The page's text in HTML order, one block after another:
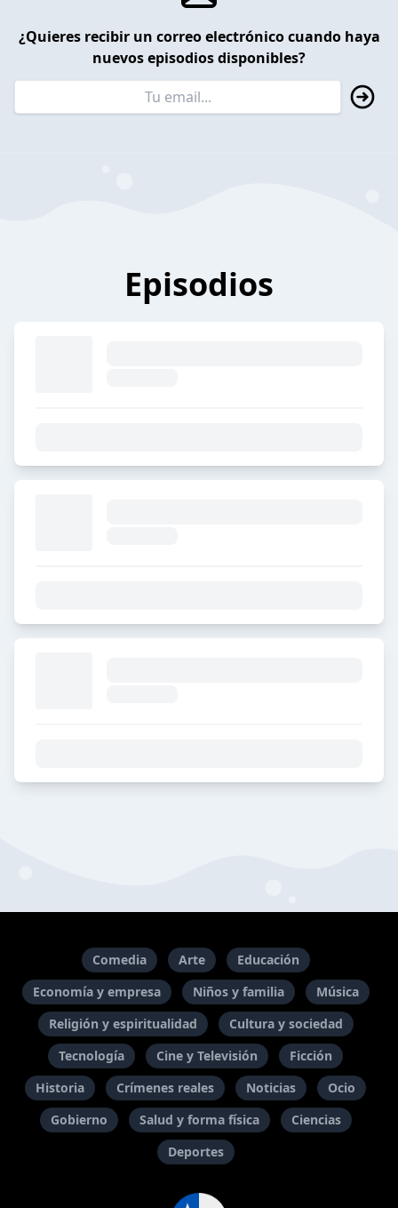
¿Quieres recibir un correo electrónico cuando haya
nuevos episodios disponibles?
Episodios
Comedia Arte
Educación
Economía y empresa
Niños y familia
Música
Religión y espiritualidad
Cultura y sociedad
Tecnología
Cine y Televisión
Ficción
Historia
Crímenes reales Noticias
Ocio
Gobierno
Salud y forma física
Ciencias
Deportes